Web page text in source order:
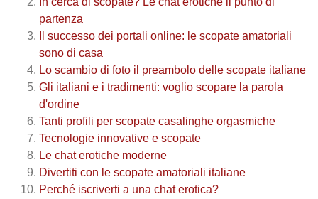
partenza
Il successo dei portali online: le scopate amatoriali
sono di casa
Lo scambio di foto il preambolo delle scopate italiane
Gli italiani e i tradimenti: voglio scopare la parola
d'ordine
Tanti profili per scopate casalinghe orgasmiche
Tecnologie innovative e scopate
Le chat erotiche moderne
Divertiti con le scopate amatoriali italiane
Perché iscriverti a una chat erotica?